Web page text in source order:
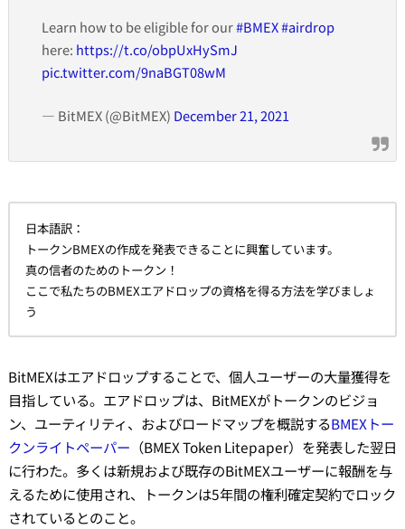
Learn how to be eligible for our#BMEX#airdrop
here: https://t.co/obpUxHySmJ
pic.twitter.com/9naBGT08wM
— BitMEX (@BitMEX) December 21, 2021
日本語訳：
トークンBMEXの作成を発表できることに興奮しています。
真の信者のためのトークン！
ここで私たちのBMEXエアドロップの資格を得る方法を学びましょ
う
BitMEXはエアドロップすることで、個人ユーザーの大量獲得を
目指している。エアドロップは、BitMEXがトークンのビジョ
ン、ユーティリティ、およびロードマップを概説するBMEXトー
クンライトペーパー （BMEX Token Litepaper）を発表した翌日
に行わた。多くは新規および既存のBitMEXユーザーに報酬を与
えるために使用され、トークンは5年間の権利確定契約でロック
されているとのこと。